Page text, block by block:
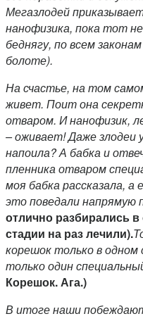
Мегазлодей
нанофизика, пока тот
беднягу, по всем
болоте).
На счастье, на том
живет. Поит она
отваром. И нанофизик,
– оживает! Даже злодеи
напоила? А бабка и
пленника отваром
моя бабка рассказала, а
это поведали напрямую
отлично разбирались
стадии на раз лечили).
корешок только в
только один
Корешок. Ага.)
В итоге наши